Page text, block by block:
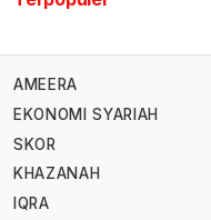
AMEERA
EKONOMI SYARIAH
SKOR
KHAZANAH
IQRA